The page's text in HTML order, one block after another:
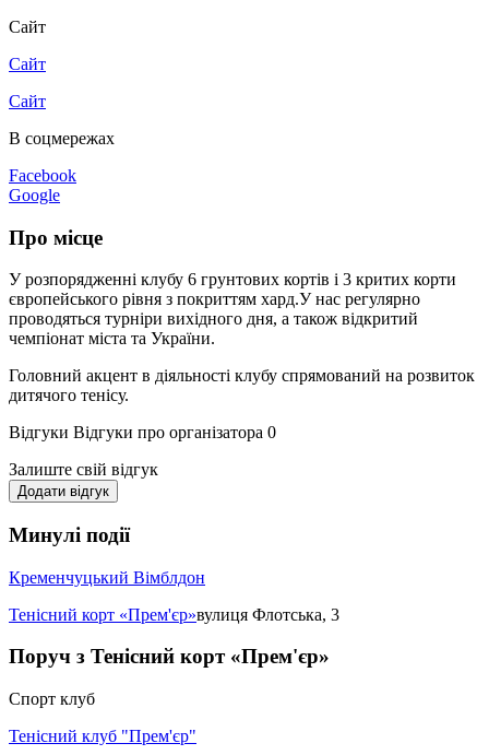
Сайт
Сайт
Сайт
В соцмережах
Facebook
Google
Про місце
У розпорядженні клубу 6 грунтових кортів і 3 критих корти
європейського рівня з покриттям хард.У нас регулярно
проводяться турніри вихідного дня, а також відкритий
чемпіонат міста та України.
Головний акцент в діяльності клубу спрямований на розвиток
дитячого тенісу.
Відгуки Відгуки про організатора 0
Залиште свій відгук
Додати відгук
Минулі події
Кременчуцький Вімблдон
Тенісний корт «Прем'єр»вулиця Флотська, 3
Поруч з Тенісний корт «Прем'єр»
Спорт клуб
Тенісний клуб "Прем'єр"